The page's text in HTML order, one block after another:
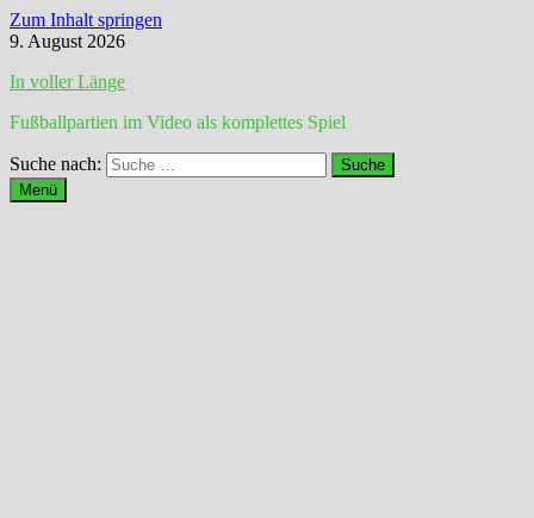
Zum Inhalt springen
9. August 2026
In voller Länge
Fußballpartien im Video als komplettes Spiel
Suche nach:
Menü